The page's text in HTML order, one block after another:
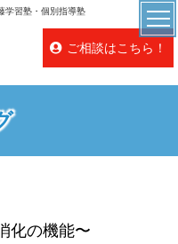
学習塾・個別指導塾
ご相談はこちら！
化の機能〜